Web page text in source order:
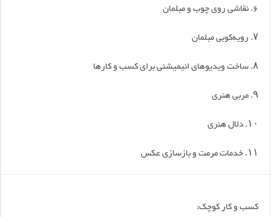
۶. نقاشی روی چوب و مبلمان
۷. رویه‌کوبی مبلمان
۸. ساخت ویدیوهای انیمیشنی برای کسب و کارها
۹. مربی هنری
۱۰. دلال هنری
۱۱. خدمات مرمت و بازسازی عکس
کسب و کار کوچک: